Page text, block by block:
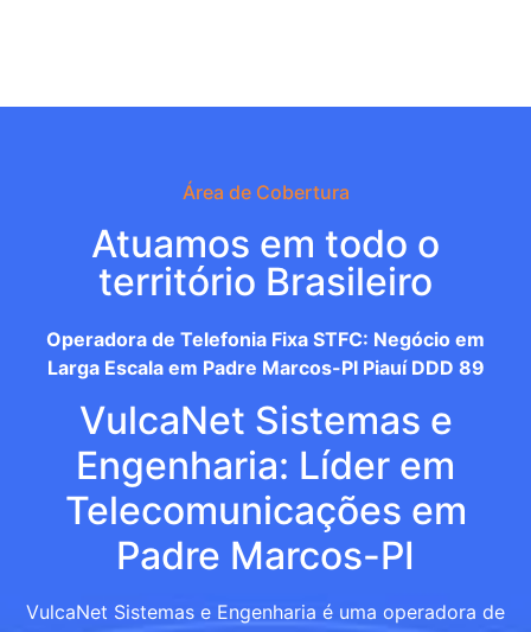
Área de Cobertura
Atuamos em todo o
território Brasileiro
Operadora de Telefonia Fixa STFC: Negócio em
Larga Escala em Padre Marcos-PI Piauí DDD 89
VulcaNet Sistemas e
Engenharia: Líder em
Telecomunicações em
Padre Marcos-PI
VulcaNet Sistemas e Engenharia é uma operadora de